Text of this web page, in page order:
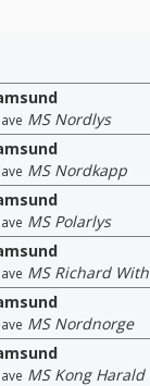
MS Nordlys
MS Nordkapp
MS Polarlys
MS Richard With
MS Nordnorge
MS Kong Harald